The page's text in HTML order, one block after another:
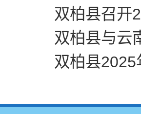
双柏县召开
双柏县与云
双柏县